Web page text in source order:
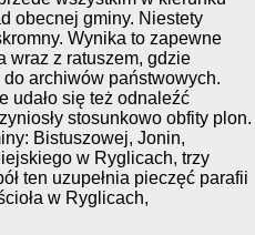
obecnej gminy. Niestety
Wynika to zapewne
wraz z ratuszem, gdzie
archiwów państwowych.
udało się też odnaleźć
stosunkowo obfity plon.
Bistuszowej, Jonin,
w Ryglicach, trzy
ten uzupełnia pieczęć parafii
w Ryglicach,